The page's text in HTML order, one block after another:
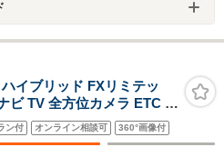
イブリッド FXリミテッ
ビ TV 全方位カメラ ETC 前
ディスプレイ スマートキ
グストップ 純正アルミホ
ン付 オンライン相談可 360°画像付